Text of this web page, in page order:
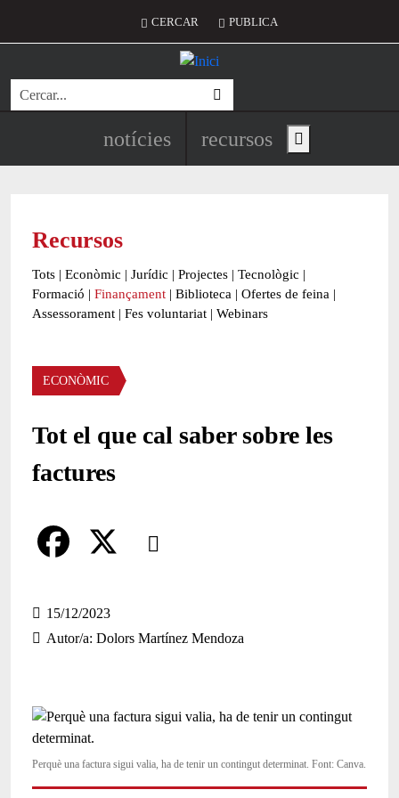
Menú del compte d'usuari
CERCAR PUBLICA
Cerca
Navegació principal de
notícies recursos Show main menu
Recursos
Tots | Econòmic | Jurídic | Projectes | Tecnològic |
Formació | Finançament | Biblioteca | Ofertes de feina |
Assessorament | Fes voluntariat | Webinars
Àmbit
ECONÒMIC
Tot el que cal saber sobre les
factures
Comparteix
a
c
b
o
o
15/12/2023
Autor/a Dolors Martínez Mendoza
Perquè una factura sigui valia, ha de tenir un contingut determinat. Font: Canva.